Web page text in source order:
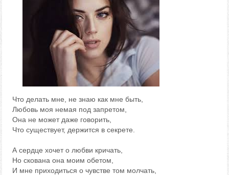
Что делать мне, не знаю как мне быть,
Любовь моя немая под запретом,
Она не может даже говорить,
Что существует, держится в секрете.
А сердце хочет о любви кричать,
Но скована она моим обетом,
И мне приходиться о чувстве том молчать,